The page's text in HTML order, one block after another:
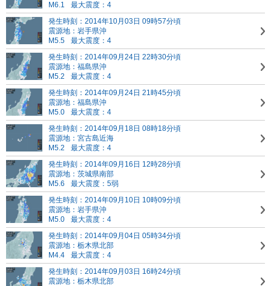
M6.1
最大震度：4
発生時刻：2014年10月03日 09時57分頃
震源地：岩手県沖
M5.5
最大震度：4
発生時刻：2014年09月24日 22時30分頃
震源地：福島県沖
M5.2
最大震度：4
発生時刻：2014年09月24日 21時45分頃
震源地：福島県沖
M5.0
最大震度：4
発生時刻：2014年09月18日 08時18分頃
震源地：宮古島近海
M5.2
最大震度：4
発生時刻：2014年09月16日 12時28分頃
震源地：茨城県南部
M5.6
最大震度：5弱
発生時刻：2014年09月10日 10時09分頃
震源地：岩手県沖
M5.0
最大震度：4
発生時刻：2014年09月04日 05時34分頃
震源地：栃木県北部
M4.4
最大震度：4
発生時刻：2014年09月03日 16時24分頃
震源地：栃木県北部